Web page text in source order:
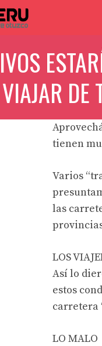
VIAJAR DE
tienen
Varios
las
LOS
Así lo
estos
carretera
LO MALO